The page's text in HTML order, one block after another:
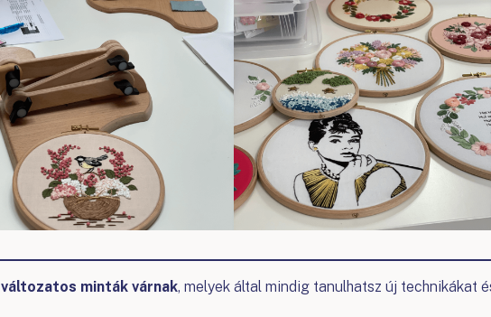
változatos minták várnak, melyek által mindig tanulhatsz új technikákat